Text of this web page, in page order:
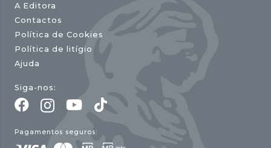
A Editora
Contactos
Política de Cookies
Política de litígio
Ajuda
Siga-nos:
Pagamentos seguros: